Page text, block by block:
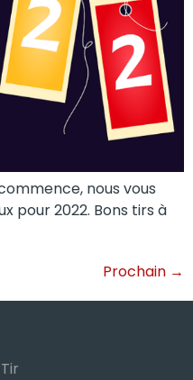
nous vous
pour 2022. Bons tirs à
Prochain →